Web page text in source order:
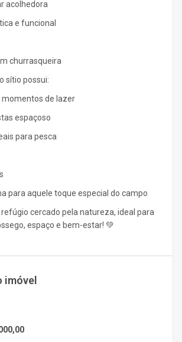
acolhedora
e funcional
churrasqueira
sítio possui:
momentos de lazer
espaçoso
para pesca
para aquele toque especial do campo
cercado pela natureza, ideal para
espaço e bem-estar! 💚
imóvel